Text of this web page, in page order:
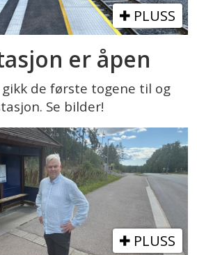
PLUSS
er åpen
de første togene til og
Se bilder!
PLUSS